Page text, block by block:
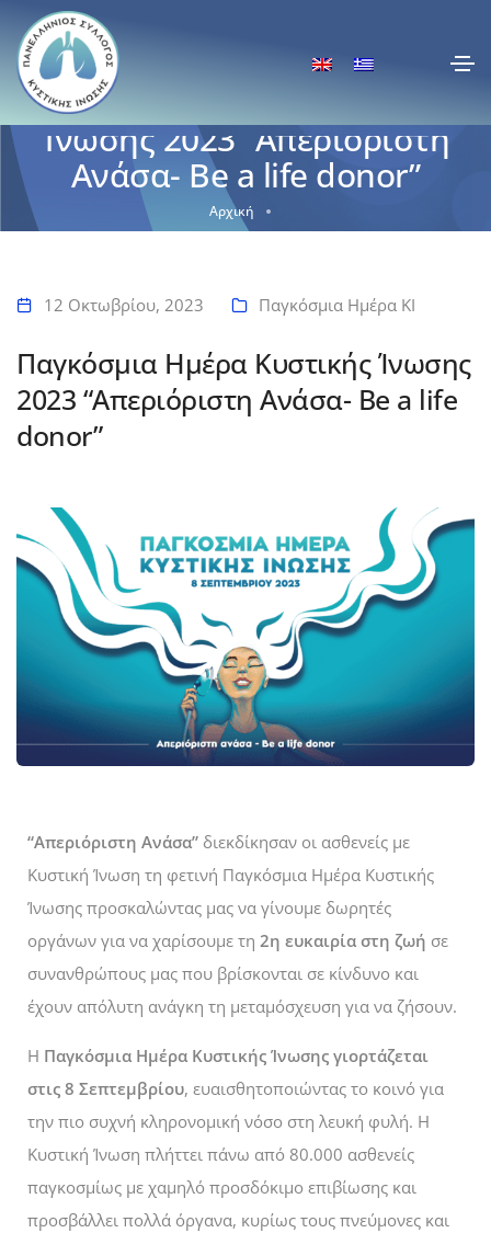
Παγκόσμια Ημέρα Κυστικής
Ίνωσης 2023 “Απεριόριστη
Ανάσα- Be a life donor”
Αρχική
Παγκόσμια Ημέρα Κυστικής Ίνωσης 2023 “Απεριόριστη Ανάσα- Be a
12 Οκτωβρίου, 2023 Παγκόσμια Ημέρα ΚΙ
Παγκόσμια Ημέρα Κυστικής Ίνωσης
2023 “Απεριόριστη Ανάσα- Be a life
donor”
“Απεριόριστη Ανάσα” διεκδίκησαν οι ασθενείς με
Κυστική Ίνωση τη φετινή Παγκόσμια Ημέρα Κυστικής
Ίνωσης προσκαλώντας μας να γίνουμε δωρητές
οργάνων για να χαρίσουμε τη 2η ευκαιρία στη ζωή σε
συνανθρώπους μας που βρίσκονται σε κίνδυνο και
έχουν απόλυτη ανάγκη τη μεταμόσχευση για να ζήσουν.
Η Παγκόσμια Ημέρα Κυστικής Ίνωσης γιορτάζεται
στις 8 Σεπτεμβρίου, ευαισθητοποιώντας το κοινό για
την πιο συχνή κληρονομική νόσο στη λευκή φυλή. Η
Κυστική Ίνωση πλήττει πάνω από 80.000 ασθενείς
παγκοσμίως με χαμηλό προσδόκιμο επιβίωσης και
προσβάλλει πολλά όργανα, κυρίως τους πνεύμονες και